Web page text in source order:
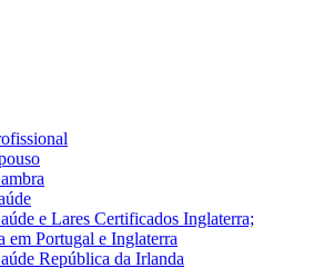
e Lares Certificados Inglaterra;
em Portugal e Inglaterra
República da Irlanda